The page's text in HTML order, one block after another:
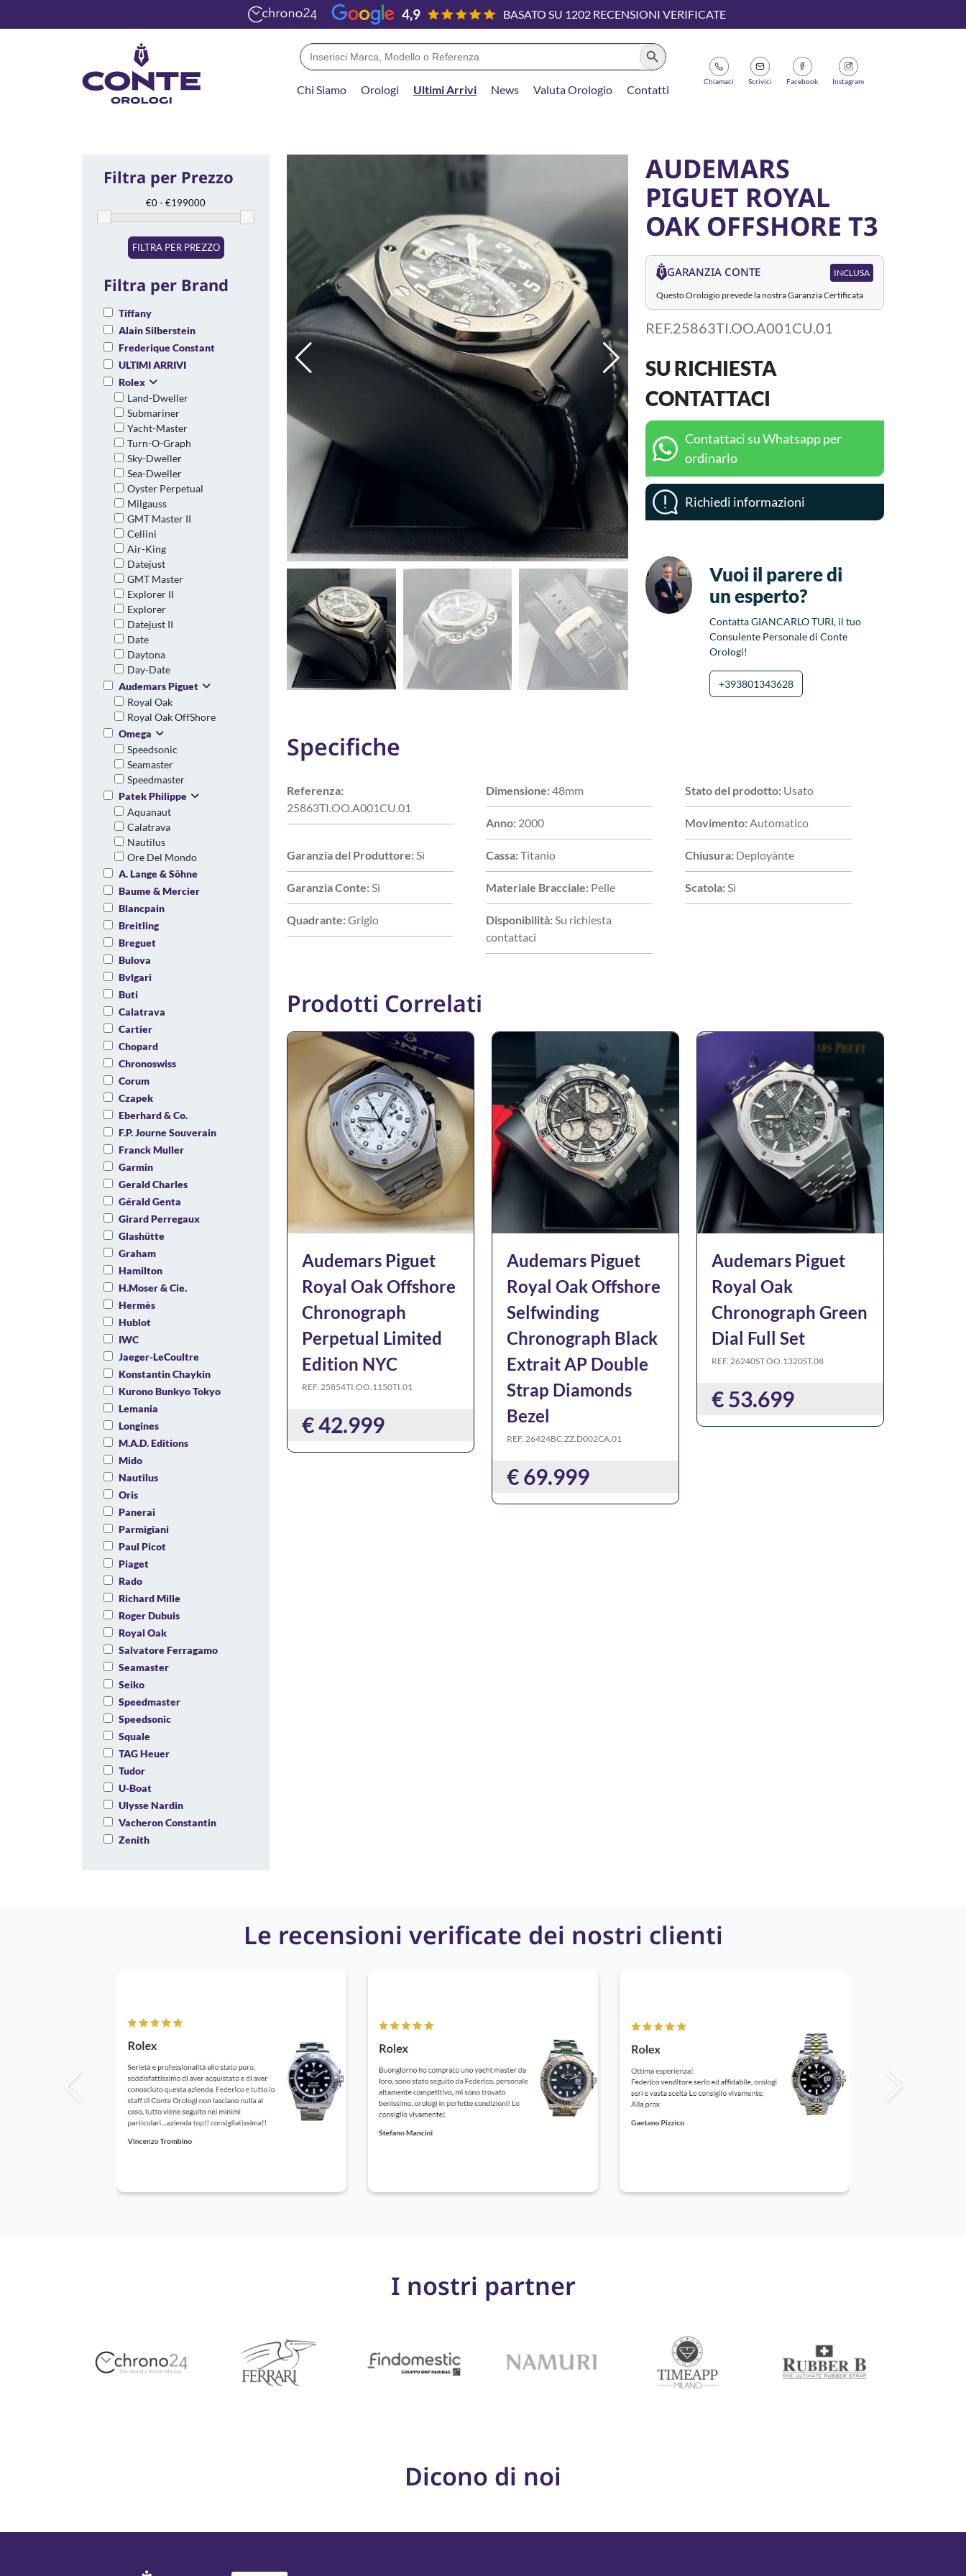
4,9 BASATO SU 1202 RECENSIONI VERIFICATE
Search
for:
Search Button
Chi Siamo Orologi Ultimi Arrivi News Valuta Orologio Contatti
Chiamaci Scrivici Facebook Instagram
Filtra per Prezzo
FILTRA PER PREZZO
Filtra per Brand
Tiffany
Alain Silberstein
Frederique Constant
ULTIMI ARRIVI
Rolex
Land-Dweller
Submariner
Yacht-Master
Turn-O-Graph
Sky-Dweller
Sea-Dweller
Oyster Perpetual
Milgauss
GMT Master II
Cellini
Air-King
Datejust
GMT Master
Explorer II
Explorer
Datejust II
Date
Daytona
Day-Date
Audemars Piguet
Royal Oak
Royal Oak OffShore
Omega
Speedsonic
Seamaster
Speedmaster
Patek Philippe
Aquanaut
Calatrava
Nautilus
Ore Del Mondo
A. Lange & Söhne
Baume & Mercier
Blancpain
Breitling
Breguet
Bulova
Bvlgari
Buti
Calatrava
Cartier
Chopard
Chronoswiss
Corum
Czapek
Eberhard & Co.
F.P. Journe Souverain
Franck Muller
Garmin
Gerald Charles
Gérald Genta
Girard Perregaux
Glashütte
Graham
Hamilton
H.Moser & Cie.
Hermès
Hublot
IWC
Jaeger-LeCoultre
Konstantin Chaykin
Kurono Bunkyo Tokyo
Lemania
Longines
M.A.D. Editions
Mido
Nautilus
Oris
Panerai
Parmigiani
Paul Picot
Piaget
Rado
Richard Mille
Roger Dubuis
Royal Oak
Salvatore Ferragamo
Seamaster
Seiko
Speedmaster
Speedsonic
Squale
TAG Heuer
Tudor
U-Boat
Ulysse Nardin
Vacheron Constantin
Zenith
AUDEMARS
PIGUET ROYAL
OAK OFFSHORE T3
GARANZIA CONTE INCLUSA
Questo Orologio prevede la nostra Garanzia Certificata
REF.25863TI.OO.A001CU.01
SU RICHIESTA
CONTATTACI
Contattaci su Whatsapp per
ordinarlo
Richiedi informazioni
Vuoi il parere di
un esperto?
Contatta GIANCARLO TURI, il tuo
Consulente Personale di Conte
Orologi!
+393801343628
Specifiche
Referenza:
25863TI.OO.A001CU.01
Dimensione:48mm Stato del prodotto:Usato
Anno:2000 Movimento:Automatico
Garanzia del Produttore:Sì Cassa:Titanio Chiusura:Deployànte
Garanzia Conte:Sì Materiale Bracciale:Pelle Scatola:Sì
Quadrante:Grigio Disponibilità:Su richiesta
contattaci
Prodotti Correlati
Audemars Piguet
Royal Oak Offshore
Chronograph
Perpetual Limited
Edition NYC
REF. 25854TI.OO.1150TI.01
€ 42.999
Audemars Piguet
Royal Oak Offshore
Selfwinding
Chronograph Black
Extrait AP Double
Strap Diamonds
Bezel
REF. 26424BC.ZZ.D002CA.01
€ 69.999
Audemars Piguet
Royal Oak
Chronograph Green
Dial Full Set
REF. 26240ST.OO.1320ST.08
€ 53.699
Le recensioni verificate dei nostri clienti
I nostri partner
Dicono di noi